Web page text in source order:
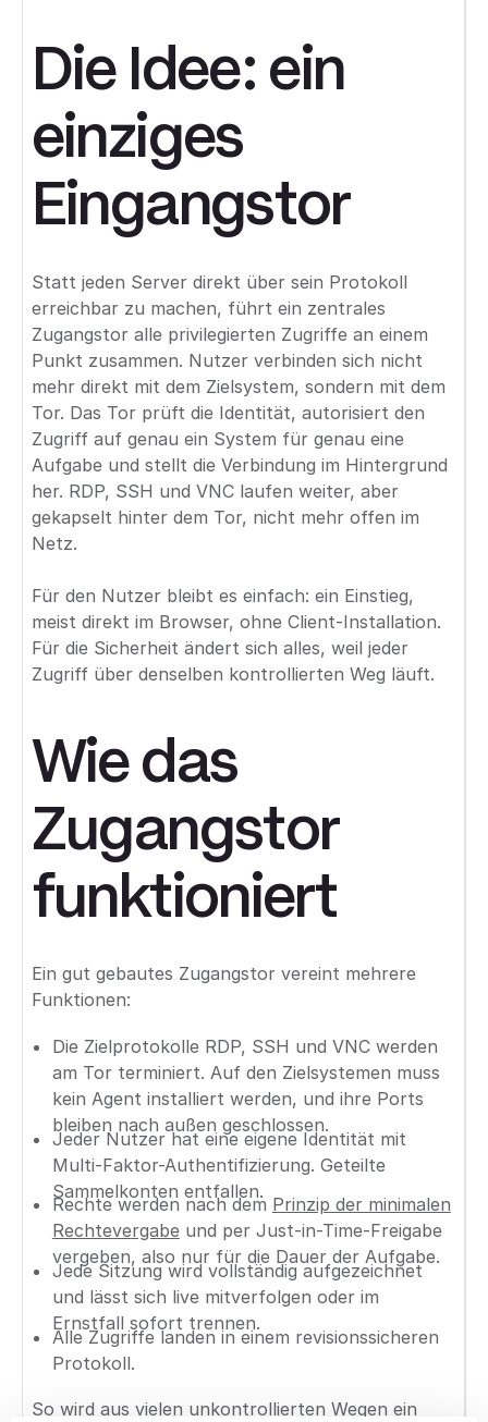
Die Idee: ein
einziges
Eingangstor
Statt jeden Server direkt über sein Protokoll
erreichbar zu machen, führt ein zentrales
Zugangstor alle privilegierten Zugriffe an einem
Punkt zusammen. Nutzer verbinden sich nicht
mehr direkt mit dem Zielsystem, sondern mit dem
Tor. Das Tor prüft die Identität, autorisiert den
Zugriff auf genau ein System für genau eine
Aufgabe und stellt die Verbindung im Hintergrund
her. RDP, SSH und VNC laufen weiter, aber
gekapselt hinter dem Tor, nicht mehr offen im
Netz.
Für den Nutzer bleibt es einfach: ein Einstieg,
meist direkt im Browser, ohne Client-Installation.
Für die Sicherheit ändert sich alles, weil jeder
Zugriff über denselben kontrollierten Weg läuft.
Wie das
Zugangstor
funktioniert
Ein gut gebautes Zugangstor vereint mehrere
Funktionen:
Die Zielprotokolle RDP, SSH und VNC werden
am Tor terminiert. Auf den Zielsystemen muss
kein Agent installiert werden, und ihre Ports
bleiben nach außen geschlossen.
Jeder Nutzer hat eine eigene Identität mit
Multi-Faktor-Authentifizierung. Geteilte
Sammelkonten entfallen.
Rechte werden nach dem Prinzip der minimalen
Rechtevergabeund per Just-in-Time-Freigabe
vergeben, also nur für die Dauer der Aufgabe.
Jede Sitzung wird vollständig aufgezeichnet
und lässt sich live mitverfolgen oder im
Ernstfall sofort trennen.
Alle Zugriffe landen in einem revisionssicheren
Protokoll.
So wird aus vielen unkontrollierten Wegen ein